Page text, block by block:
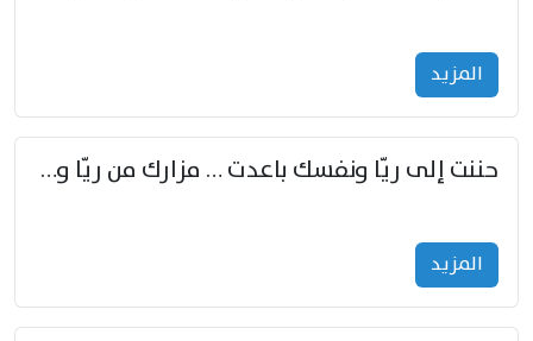
المزید
حننت إلى ريّا ونفسك باعدت … مزارك من ريّا وشعباكما معا
المزید